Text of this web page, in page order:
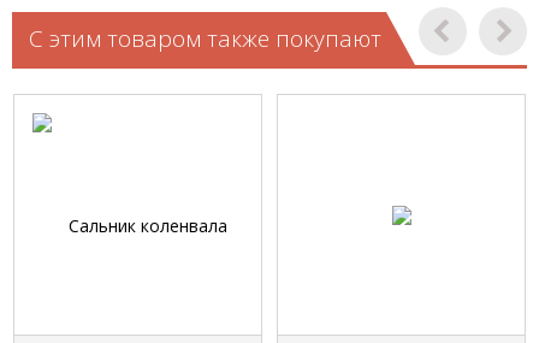
С этим товаром также покупают